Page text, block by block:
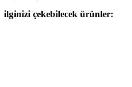
ilginizi çekebilecek ürünler: